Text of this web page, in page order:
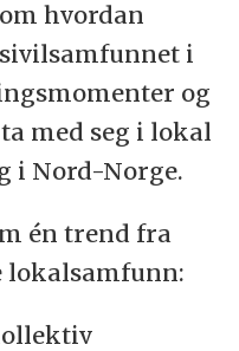
hvordan
i
og
med seg i lokal
i Nord-Norge.
én trend fra